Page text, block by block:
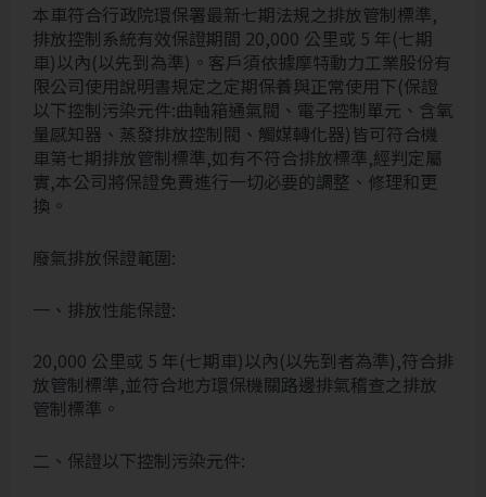
本車符合行政院環保署最新七期法規之排放管制標準,
排放控制系統有效保證期間 20,000 公里或 5 年(七期
車)以內(以先到為準)。客戶須依據摩特動力工業股份有
限公司使用說明書規定之定期保養與正常使用下(保證
以下控制污染元件:曲軸箱通氣閥、電子控制單元、含氧
量感知器、蒸發排放控制閥、觸媒轉化器)皆可符合機
車第七期排放管制標準,如有不符合排放標準,經判定屬
實,本公司將保證免費進行一切必要的調整、修理和更
換。
廢氣排放保證範圍:
一、排放性能保證:
20,000 公里或 5 年(七期車)以內(以先到者為準),符合排
放管制標準,並符合地方環保機關路邊排氣稽查之排放
管制標準。
二、保證以下控制污染元件: